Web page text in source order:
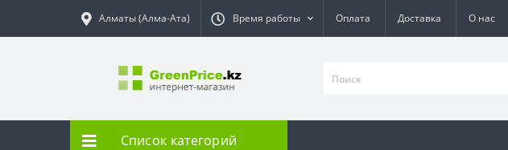
Алматы (Алма-Ата) Время работы Оплата Доставка О нас
Список категорий